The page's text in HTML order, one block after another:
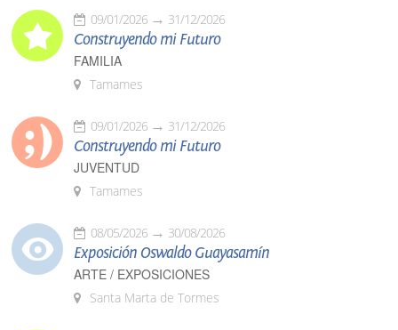
09/01/2026 31/12/2026
Construyendo mi Futuro
FAMILIA
Tamames
09/01/2026 31/12/2026
Construyendo mi Futuro
JUVENTUD
Tamames
08/05/2026 30/08/2026
Exposición Oswaldo Guayasamín
ARTE / EXPOSICIONES
Santa Marta de Tormes